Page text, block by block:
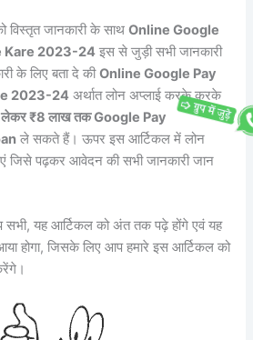
जानकारी के साथOnline Google
Kare 2023-24 इस से जुड़ी सभी जानकारी
के लिए बता दे कीOnline Google Pay
2023-24 अर्थात लोन अप्लाई करके करके
₹8 लाख तक Google Pay
ले सकते हैं। ऊपर इस आर्टिकल में लोन
जिसे पढ़कर आवेदन की सभी जानकारी जान
सभी, यह आर्टिकल को अंत तक पढ़े होंगे एवं यह
होगा, जिसके लिए आप हमारे इस आर्टिकल को